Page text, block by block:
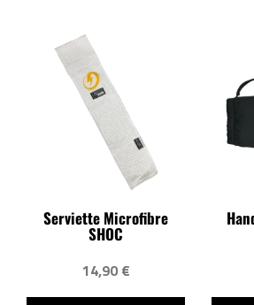
Serviette Microfibre
SHOC
14,90 €